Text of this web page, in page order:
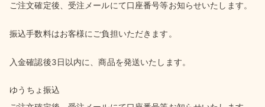
ご注文確定後、受注メールにて口座番号等お知らせいたします。
振込手数料はお客様にご負担いただきます。
入金確認後3日以内に、商品を発送いたします。
ゆうちょ振込